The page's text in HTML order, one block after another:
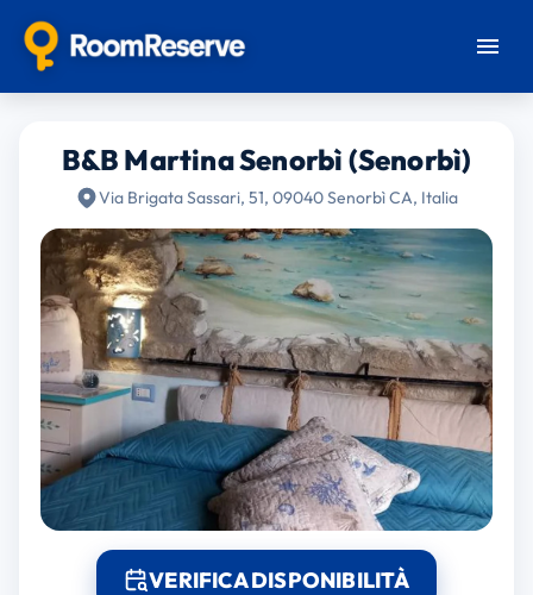
B&B Martina Senorbì (Senorbì)
Via Brigata Sassari, 51, 09040 Senorbì CA, Italia
VERIFICA DISPONIBILITÀ